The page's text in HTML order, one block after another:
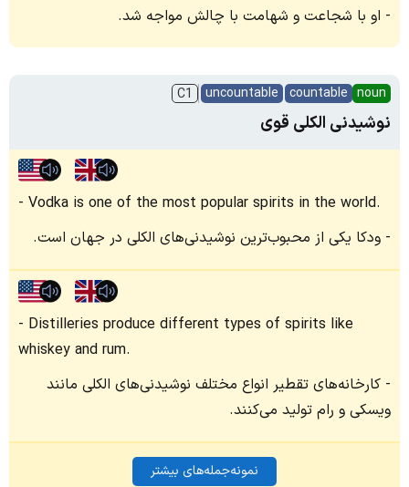
او با شجاعت و شهامت با چالش مواجه شد.
noun
countable
uncountable
C1
نوشیدنی الکلی قوی
Vodka is one of the most popular spirits in the world.
ودکا یکی از محبوب‌ترین نوشیدنی‌های الکلی در جهان است.
Distilleries produce different types of spirits like
whiskey and rum.
کارخانه‌های تقطیر انواع مختلف نوشیدنی‌های الکلی مانند
ویسکی و رام تولید می‌کنند.
نمونه‌جمله‌های بیشتر